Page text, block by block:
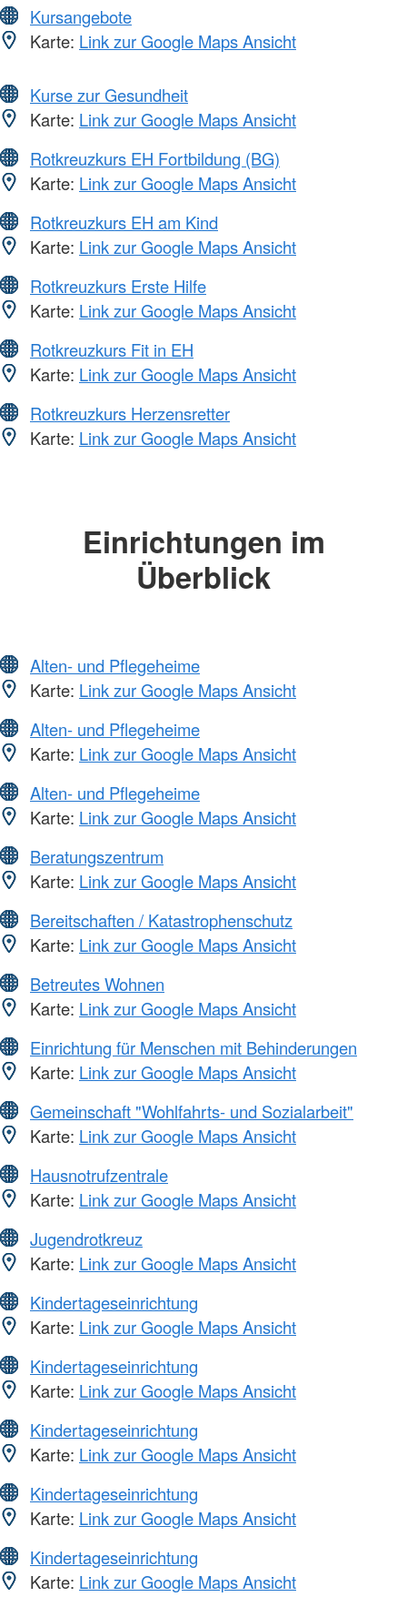
Kursangebote
Karte: Link zur Google Maps Ansicht
Kurse zur Gesundheit
Karte: Link zur Google Maps Ansicht
Rotkreuzkurs EH Fortbildung (BG)
Karte: Link zur Google Maps Ansicht
Rotkreuzkurs EH am Kind
Karte: Link zur Google Maps Ansicht
Rotkreuzkurs Erste Hilfe
Karte: Link zur Google Maps Ansicht
Rotkreuzkurs Fit in EH
Karte: Link zur Google Maps Ansicht
Rotkreuzkurs Herzensretter
Karte: Link zur Google Maps Ansicht
Einrichtungen im
Überblick
Alten- und Pflegeheime
Karte: Link zur Google Maps Ansicht
Alten- und Pflegeheime
Karte: Link zur Google Maps Ansicht
Alten- und Pflegeheime
Karte: Link zur Google Maps Ansicht
Beratungszentrum
Karte: Link zur Google Maps Ansicht
Bereitschaften / Katastrophenschutz
Karte: Link zur Google Maps Ansicht
Betreutes Wohnen
Karte: Link zur Google Maps Ansicht
Einrichtung für Menschen mit Behinderungen
Karte: Link zur Google Maps Ansicht
Gemeinschaft "Wohlfahrts- und Sozialarbeit"
Karte: Link zur Google Maps Ansicht
Hausnotrufzentrale
Karte: Link zur Google Maps Ansicht
Jugendrotkreuz
Karte: Link zur Google Maps Ansicht
Kindertageseinrichtung
Karte: Link zur Google Maps Ansicht
Kindertageseinrichtung
Karte: Link zur Google Maps Ansicht
Kindertageseinrichtung
Karte: Link zur Google Maps Ansicht
Kindertageseinrichtung
Karte: Link zur Google Maps Ansicht
Kindertageseinrichtung
Karte: Link zur Google Maps Ansicht